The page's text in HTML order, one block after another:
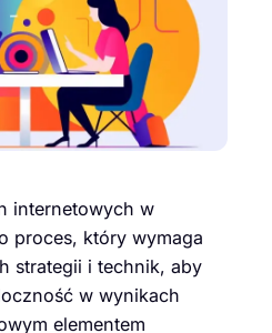
internetowych w
proces, który wymaga
strategii i technik, aby
w wynikach
elementem